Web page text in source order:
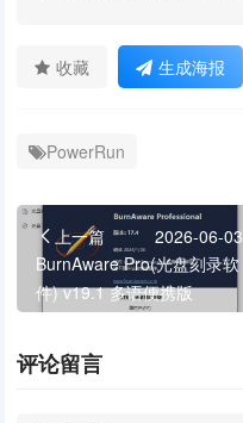
收藏 生成海报
PowerRun
上一篇
2026-06-03
BurnAware Pro(光盘刻录软
件) v19.1 多语便携版
评论留言